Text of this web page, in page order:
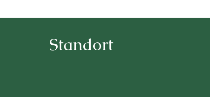
Standort